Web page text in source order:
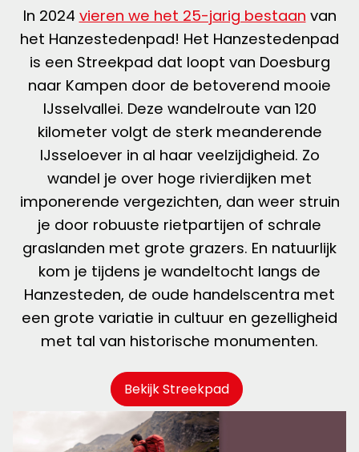
In 2024 vieren we het 25-jarig bestaan van
het Hanzestedenpad! Het Hanzestedenpad
is een Streekpad dat loopt van Doesburg
naar Kampen door de betoverend mooie
IJsselvallei. Deze wandelroute van 120
kilometer volgt de sterk meanderende
IJsseloever in al haar veelzijdigheid. Zo
wandel je over hoge rivierdijken met
imponerende vergezichten, dan weer struin
je door robuuste rietpartijen of schrale
graslanden met grote grazers. En natuurlijk
kom je tijdens je wandeltocht langs de
Hanzesteden, de oude handelscentra met
een grote variatie in cultuur en gezelligheid
met tal van historische monumenten.
Bekijk Streekpad